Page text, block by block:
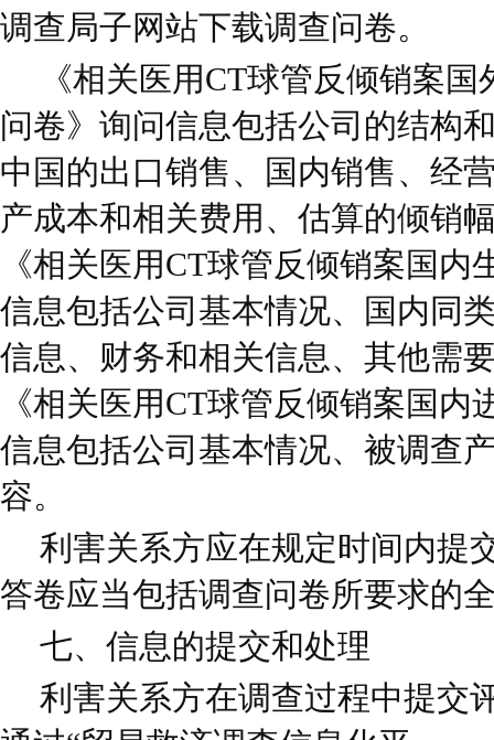
调查局子网站下载调查问卷。
《相关医用CT球管反倾销案
问卷》询问信息包括公司的结构
中国的出口销售、国内销售、经
产成本和相关费用、估算的倾销
《相关医用CT球管反倾销案国
信息包括公司基本情况、国内同
信息、财务和相关信息、其他需
《相关医用CT球管反倾销案国
信息包括公司基本情况、被调查
容。
利害关系方应在规定时间内提
答卷应当包括调查问卷所要求的
七、信息的提交和处理
利害关系方在调查过程中提交